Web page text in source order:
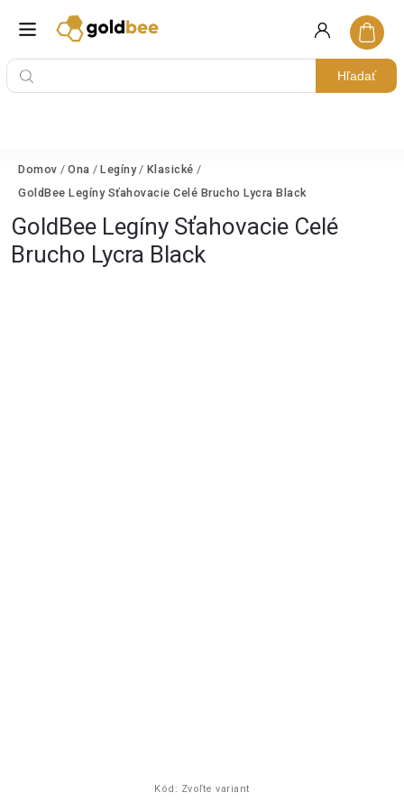
Hľadať
Domov / Ona / Legíny / Klasické /
GoldBee Legíny Sťahovacie Celé Brucho Lycra Black
GoldBee Legíny Sťahovacie Celé
Brucho Lycra Black
Kód: Zvoľte variant